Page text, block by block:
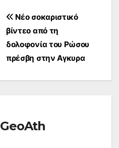
Νέο σοκαριστικό
βίντεο από τη
δολοφονία του Ρώσου
πρέσβη στην Αγκυρα
GeoAth